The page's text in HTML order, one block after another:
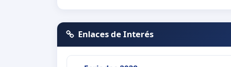
Enlaces de Interés